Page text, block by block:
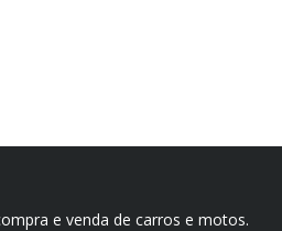
e venda de carros e motos.